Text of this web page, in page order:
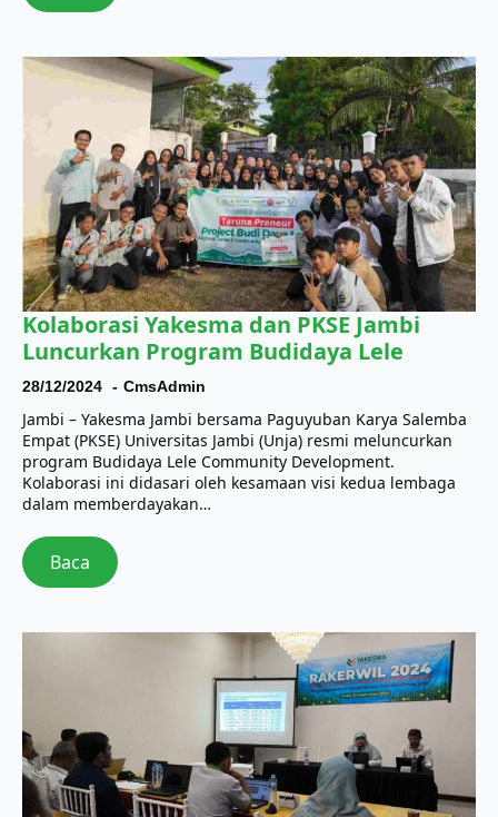
Kolaborasi Yakesma dan PKSE Jambi
Luncurkan Program Budidaya Lele
28/12/2024 CmsAdmin
Jambi – Yakesma Jambi bersama Paguyuban Karya Salemba
Empat (PKSE) Universitas Jambi (Unja) resmi meluncurkan
program Budidaya Lele Community Development.
Kolaborasi ini didasari oleh kesamaan visi kedua lembaga
dalam memberdayakan…
Baca